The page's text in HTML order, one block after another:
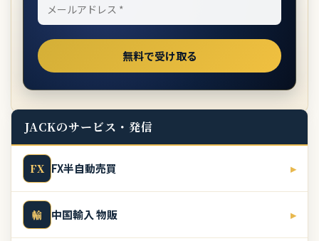
JACKのサービス・発信
FX FX半自動売買 ▸
輸 中国輸入 物販 ▸